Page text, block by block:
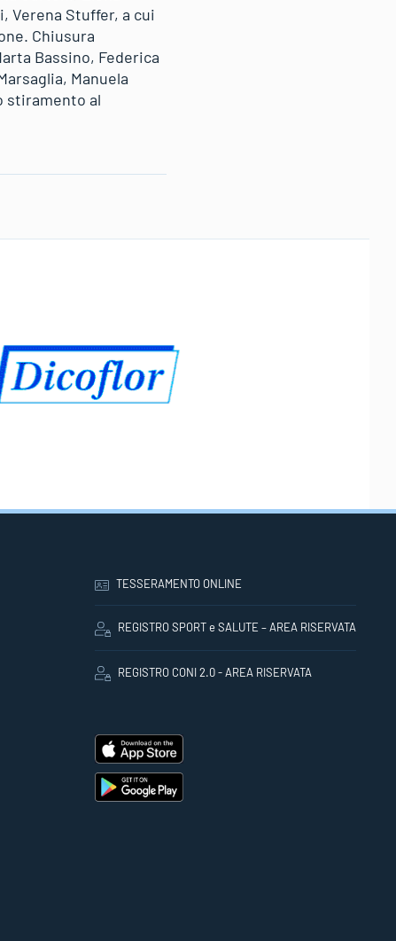
Verena Stuffer, a cui
Chiusura
Bassino, Federica
Manuela
stiramento al
TESSERAMENTO ONLINE
REGISTRO SPORT e SALUTE – AREA RISERVATA
REGISTRO CONI 2.0 - AREA RISERVATA